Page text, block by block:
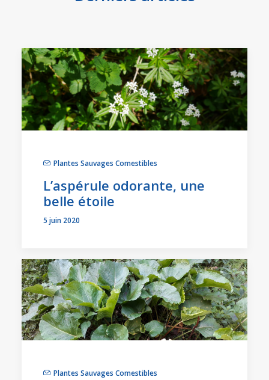
Plantes Sauvages Comestibles
L’aspérule odorante, une
belle étoile
5 juin 2020
Plantes Sauvages Comestibles